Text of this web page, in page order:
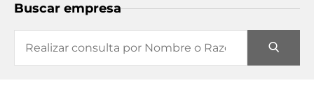
Buscar empresa